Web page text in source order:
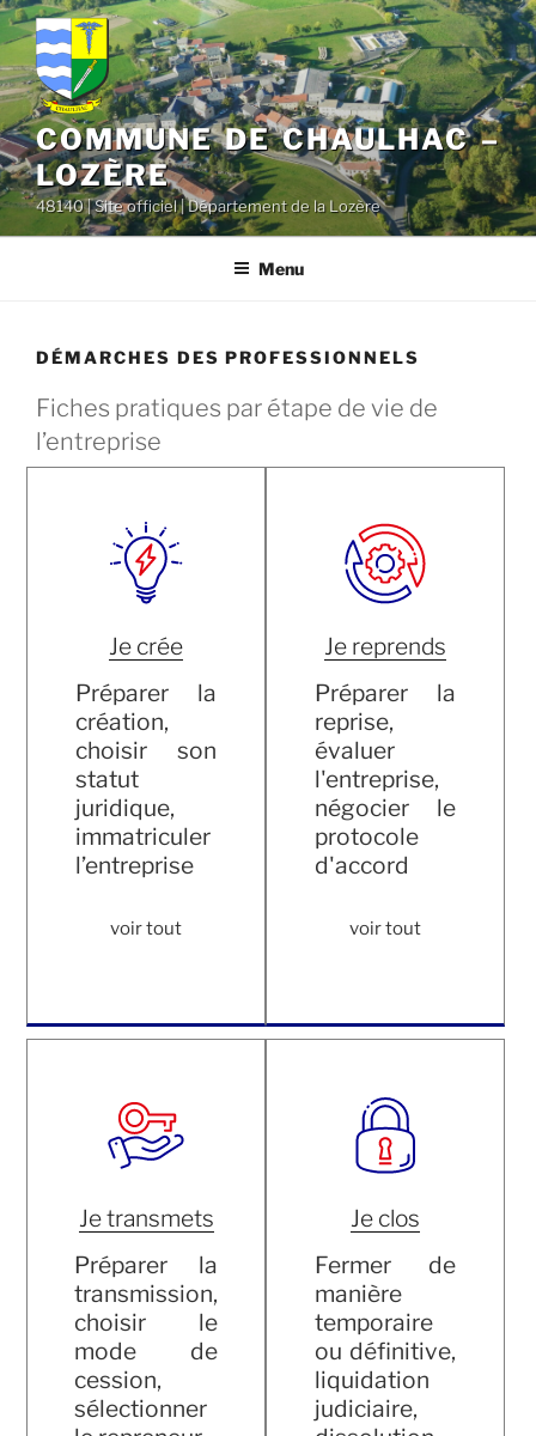
principal
Aller
au
contenu
principal
COMMUNE DE CHAULHAC –
LOZÈRE
48140 | Site officiel | Département de la Lozère
Menu
DÉMARCHES DES PROFESSIONNELS
Fiches pratiques par étape de vie de
l’entreprise
Je crée
Préparer la
création,
choisir son
statut
juridique,
immatriculer
l’entreprise
voir tout
Je reprends
Préparer la
reprise,
évaluer
l'entreprise,
négocier le
protocole
d'accord
voir tout
Je transmets
Préparer la
transmission,
choisir le
mode de
cession,
sélectionner
Je clos
Fermer de
manière
temporaire
ou définitive,
liquidation
judiciaire,